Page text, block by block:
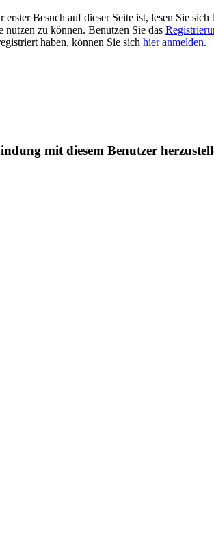
Besuch auf dieser Seite ist, lesen Sie sich
nutzen zu können. Benutzen Sie das
haben, können Sie sich hier anmelden.
mit diesem Benutzer